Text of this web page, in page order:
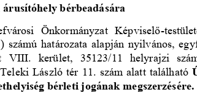
árusítóhely bérbeadására
Önkormányzat  Képviselő-
) számú határozata alapján nyilvános,
VIII.  kerület,  35123/11  helyrajzi
László tér 11. szám alatt található
bérleti jogának megszerzésére.